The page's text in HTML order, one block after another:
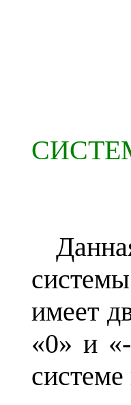
имеет
«0» и
системе